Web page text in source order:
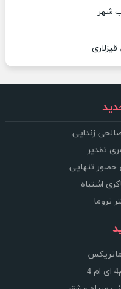
شهر
زندایی
تقدیر
حضور تنهایی
اشتباه
تروما
ماتریکس